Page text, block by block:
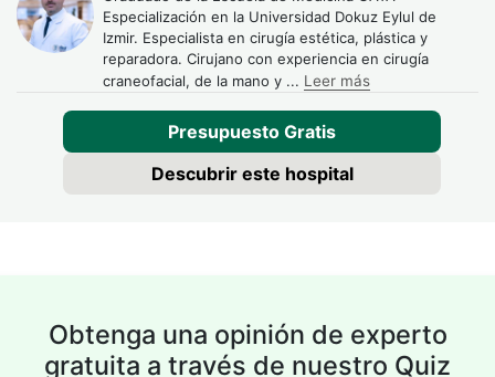
Especialización en la Universidad Dokuz Eylul de
Izmir. Especialista en cirugía estética, plástica y
reparadora. Cirujano con experiencia en cirugía
craneofacial, de la mano y ... Leer más
Presupuesto Gratis
Descubrir este hospital
Obtenga una opinión de experto
gratuita a través de nuestro Quiz